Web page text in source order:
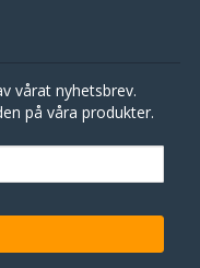
vårat nyhetsbrev.
på våra produkter.